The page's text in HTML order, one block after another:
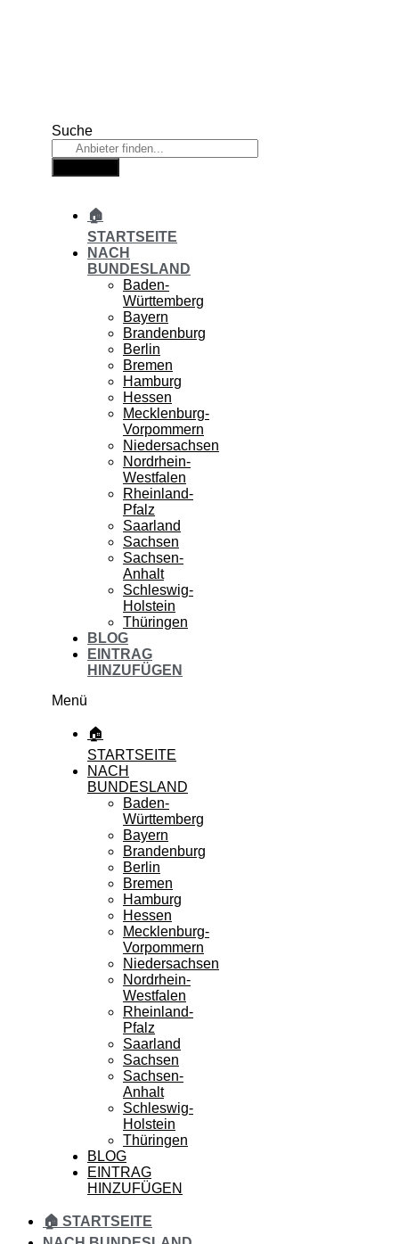
Suche
🏠
STARTSEITE
NACH
BUNDESLAND
Baden-
Württemberg
Bayern
Brandenburg
Berlin
Bremen
Hamburg
Hessen
Mecklenburg-
Vorpommern
Niedersachsen
Nordrhein-
Westfalen
Rheinland-
Pfalz
Saarland
Sachsen
Sachsen-
Anhalt
Schleswig-
Holstein
Thüringen
BLOG
EINTRAG
HINZUFÜGEN
Menü
🏠
STARTSEITE
NACH
BUNDESLAND
Baden-
Württemberg
Bayern
Brandenburg
Berlin
Bremen
Hamburg
Hessen
Mecklenburg-
Vorpommern
Niedersachsen
Nordrhein-
Westfalen
Rheinland-
Pfalz
Saarland
Sachsen
Sachsen-
Anhalt
Schleswig-
Holstein
Thüringen
BLOG
EINTRAG
HINZUFÜGEN
🏠 STARTSEITE